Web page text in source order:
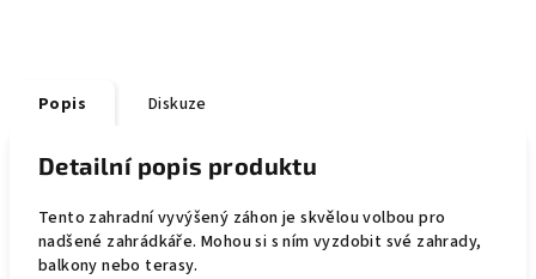
Popis Diskuze
Detailní popis produktu
Tento zahradní vyvýšený záhon je skvělou volbou pro
nadšené zahrádkáře. Mohou si s ním vyzdobit své zahrady,
balkony nebo terasy.